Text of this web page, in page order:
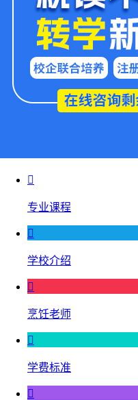

专业课程

学校介绍

烹饪老师

学费标准
